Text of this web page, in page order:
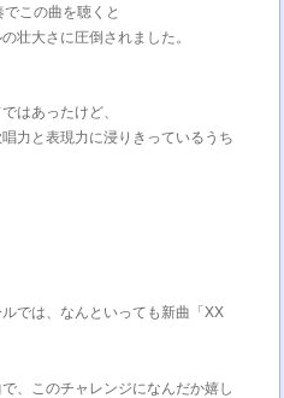
この曲を聴くと
壮大さに圧倒されました。
はあったけど、
力と表現力に浸りきっているうち
では、なんといっても新曲「XX
、このチャレンジになんだか嬉し